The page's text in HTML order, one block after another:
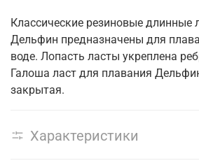
Классические резиновые длинные
Дельфин предназначены для
воде. Лопасть ласты укреплена
Галоша ласт для плавания
закрытая.
Характеристики